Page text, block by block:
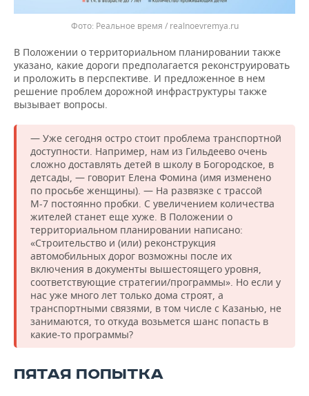
Реальное время / realnoevremya.ru
В Положении о территориальном планировании также
указано, какие дороги предполагается реконструировать
и проложить в перспективе. И предложенное в нем
решение проблем дорожной инфраструктуры также
вызывает вопросы.
— Уже сегодня остро стоит проблема транспортной
доступности. Например, нам из Гильдеево очень
сложно доставлять детей в школу в Богородское, в
детсады, — говорит Елена Фомина (имя изменено
по просьбе женщины). — На развязке с трассой
М-7 постоянно пробки. С увеличением количества
жителей станет еще хуже. В Положении о
территориальном планировании написано:
«Строительство и (или) реконструкция
автомобильных дорог возможны после их
включения в документы вышестоящего уровня,
соответствующие стратегии/программы». Но если у
нас уже много лет только дома строят, а
транспортными связями, в том числе с Казанью, не
занимаются, то откуда возьмется шанс попасть в
какие-то программы?
ПЯТАЯ ПОПЫТКА